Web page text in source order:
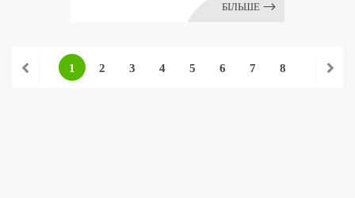
БІЛЬШЕ
1 2 3 4 5 6 7 8